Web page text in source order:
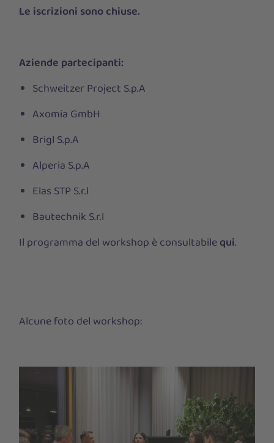
Le iscrizioni sono chiuse.
Aziende partecipanti:
Schweitzer Project S.p.A
Axomia GmbH
Brigl S.p.A
Alperia S.p.A
Elas STP S.r.l
Bautechnik S.r.l
Il programma del workshop è consultabilequi.
Alcune foto del workshop: